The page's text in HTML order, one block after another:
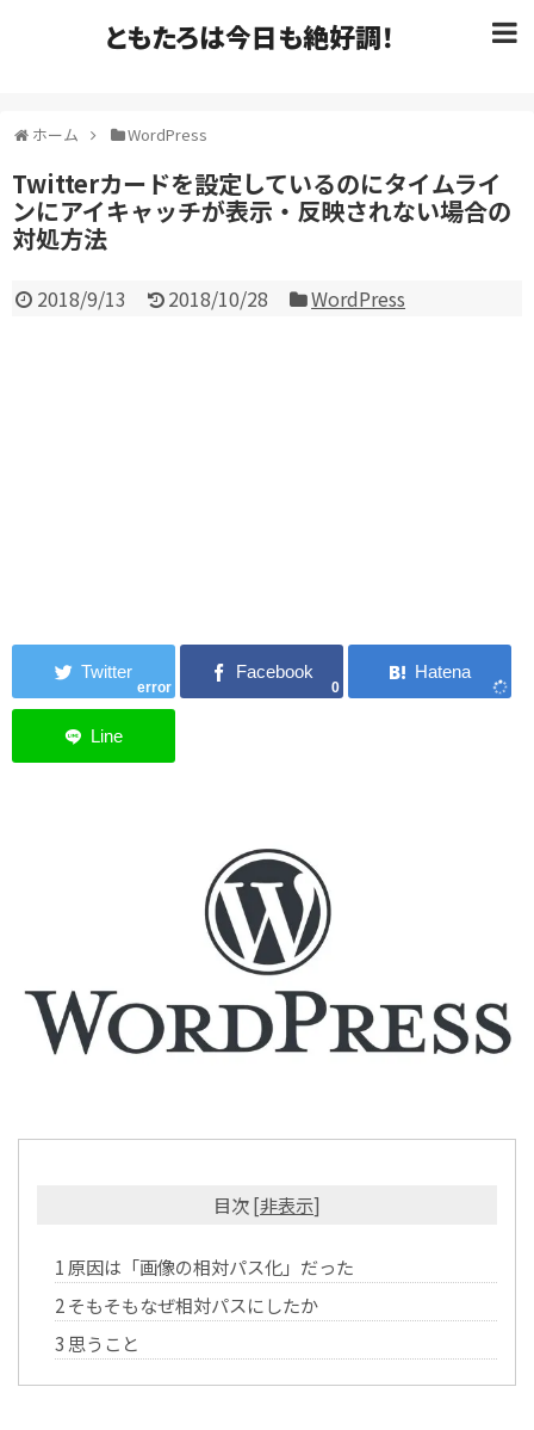
ともたろは今日も絶好調！
ホーム WordPress
Twitterカードを設定しているのにタイムライ
ンにアイキャッチが表示・反映されない場合の
対処方法
2018/9/13 2018/10/28 WordPress
error 0
目次[非表示]
1 原因は「画像の相対パス化」だった
2そもそもなぜ相対パスにしたか
3 思うこと